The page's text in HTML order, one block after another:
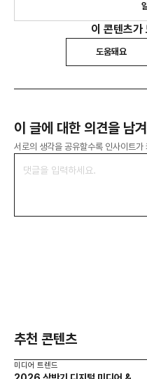
이 콘텐츠가
도움돼요
이 글에 대한 의견을 남
서로의 생각을 공유할수록 인사이트가
추천 콘텐츠
미디어 트렌드